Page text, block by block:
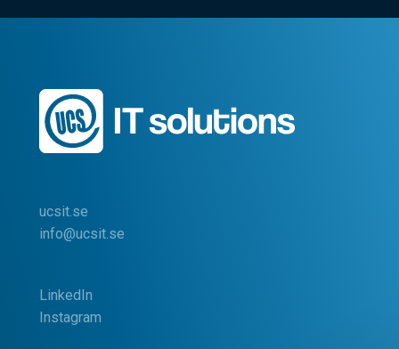
ucsit.se
info@ucsit.se
LinkedIn
Instagram